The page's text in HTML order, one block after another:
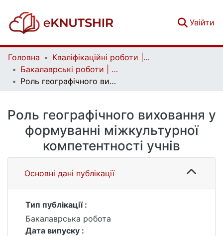
Увійти
Головна
Кваліфікаційні роботи | Qualifying works
Бакалаврські роботи | Bachelor theses
Роль географічного виховання у формуванні міжкультурної компетентності учнів
Роль географічного виховання у
формуванні міжкультурної
компетентності учнів
Основні дані публікації
Тип публікації :
Бакалаврська робота
Дата випуску :